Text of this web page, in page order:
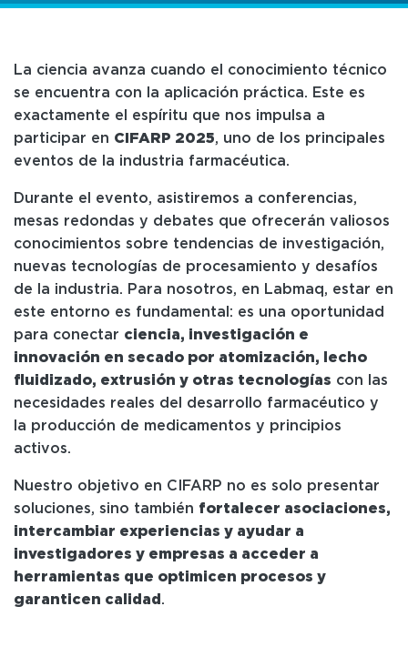
La ciencia avanza cuando el conocimiento técnico
se encuentra con la aplicación práctica. Este es
exactamente el espíritu que nos impulsa a
participar en CIFARP 2025, uno de los principales
eventos de la industria farmacéutica.
Durante el evento, asistiremos a conferencias,
mesas redondas y debates que ofrecerán valiosos
conocimientos sobre tendencias de investigación,
nuevas tecnologías de procesamiento y desafíos
de la industria. Para nosotros, en Labmaq, estar en
este entorno es fundamental: es una oportunidad
para conectar ciencia, investigación e
innovación en secado por atomización, lecho
fluidizado, extrusión y otras tecnologías con las
necesidades reales del desarrollo farmacéutico y
la producción de medicamentos y principios
activos.
Nuestro objetivo en CIFARP no es solo presentar
soluciones, sino también fortalecer asociaciones,
intercambiar experiencias y ayudar a
investigadores y empresas a acceder a
herramientas que optimicen procesos y
garanticen calidad .